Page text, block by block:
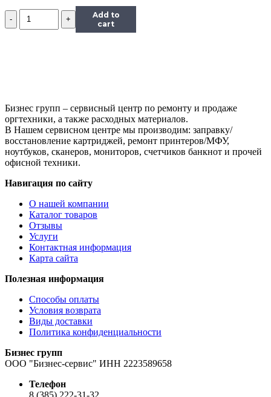
Количество
Тонер
TK-
5230M
Add to
cart
Бизнес групп – сервисный центр по ремонту и продаже
оргтехники, а также расходных материалов.
В Нашем сервисном центре мы производим: заправку/
восстановление картриджей, ремонт принтеров/МФУ,
ноутбуков, сканеров, мониторов, счетчиков банкнот и прочей
офисной техники.
Навигация по сайту
О нашей компании
Каталог товаров
Отзывы
Услуги
Контактная информация
Карта сайта
Полезная информация
Способы оплаты
Условия возврата
Виды доставки
Политика конфиденциальности
Бизнес групп
ООО "Бизнес-сервис" ИНН 2223589658
Телефон
8 (385) 222-31-32